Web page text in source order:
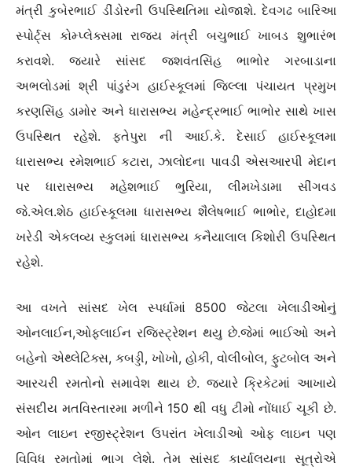
મંત્રી કુબેરભાઈ ડીંડોરની ઉપસ્થિતિમા યોજાશે. દેવગઢ બારિઆ
સ્પોર્ટ્સ કોમ્પ્લેક્સમા રાજ્ય મંત્રી બચુભાઈ ખાબડ શુભારંભ
કરાવશે. જયારે સાંસદ જશવંતસિંહ ભાભોર ગરબાડાના
અભલોડમાં શ્રી પાંડુરંગ હાઈસ્કૂલમાં જિલ્લા પંચાયત પ્રમુખ
કરણસિંહ ડામોર અને ધારાસભ્ય મહેન્દ્રભાઈ ભાભોર સાથે ખાસ
ઉપસ્થિત રહેશે. ફતેપુરા ની આઈ.કે. દેસાઈ હાઈસ્કૂલમા
ધારાસભ્ય રમેશભાઈ કટારા, ઝાલોદના પાવડી એસઆરપી મેદાન
પર ધારાસભ્ય મહેશભાઈ ભુરિયા, લીમખેડામા સીંગવડ
જે.એલ.શેઠ હાઈસ્કૂલમા ધારાસભ્ય શૈલેષભાઈ ભાભોર, દાહોદમા
ખરેડી એકલવ્ય સ્કુલમાં ધારાસભ્ય કનૈયાલાલ કિશોરી ઉપસ્થિત
રહેશે.
આ વખતે સાંસદ ખેલ સ્પર્ધામાં 8500 જેટલા ખેલાડીઓનું
ઓનલાઈન,ઓફલાઈન રજિસ્ટ્રેશન થયુ છે.જેમાં ભાઈઓ અને
બહેનો એથ્લેટિક્સ, કબડ્ડી, ખોખો, હોકી, વોલીબોલ, ફુટબોલ અને
આરચરી રમતોનો સમાવેશ થાય છે. જ્યારે ક્રિકેટમાં આખાયે
સંસદીય મતવિસ્તારમા મળીને 150 થી વધુ ટીમો નોંધાઈ ચૂકી છે.
ઓન લાઇન રજીસ્ટ્રેશન ઉપરાંત ખેલાડીઓ ઓફ લાઇન પણ
વિવિધ રમતોમાં ભાગ લેશે. તેમ સાંસદ કાર્યાલયના સૂત્રોએ